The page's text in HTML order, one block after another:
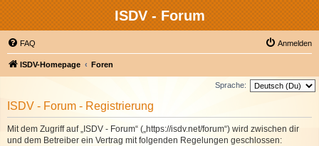
ISDV - Forum
FAQ Anmelden
ISDV-Homepage Foren
Sprache:
ISDV - Forum - Registrierung
Mit dem Zugriff auf „ISDV - Forum“ („https://isdv.net/forum“) wird zwischen dir
und dem Betreiber ein Vertrag mit folgenden Regelungen geschlossen: